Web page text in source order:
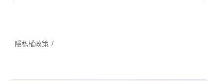
隱私權政策